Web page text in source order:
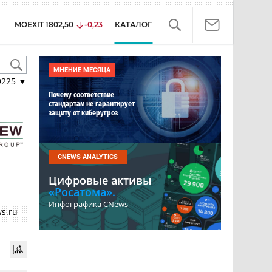
MOEXIT 1802,50 -0,23 КАТАЛОГ
▼
МНЕНИЕ МЕСЯЦА
Почему соответствие
стандартам не гарантирует
защиту от киберугроз
CNEWS ANALYTICS
Цифровые активы
«Росатома».
Инфографика CNews